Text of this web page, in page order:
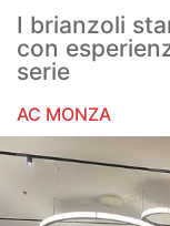
Calcio
Motori
Volley
I brianzoli
con
serie
AC MONZA